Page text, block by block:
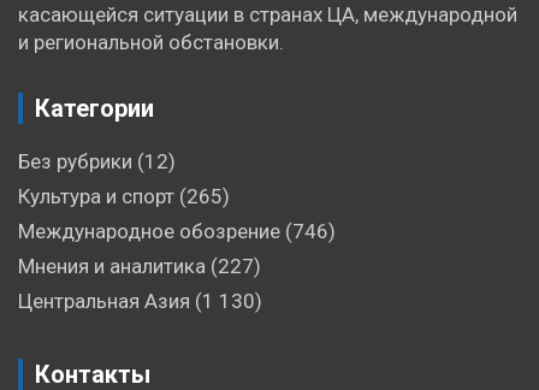
касающейся ситуации в странах ЦА, международной
и региональной обстановки.
Категории
Без рубрики (12)
Культура и спорт (265)
Международное обозрение (746)
Мнения и аналитика (227)
Центральная Азия (1 130)
Контакты